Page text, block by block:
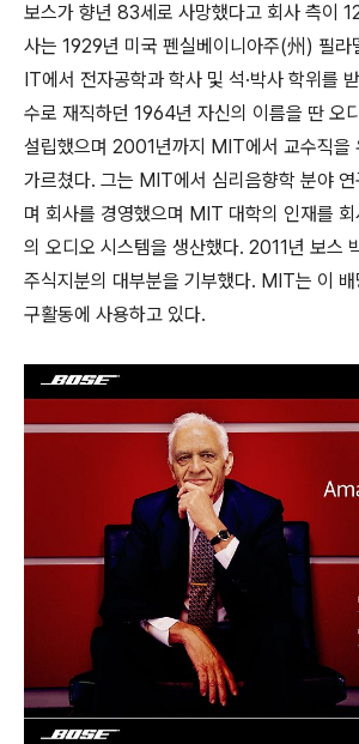
보스가 향년 83세로 사망했다고 회사 측이
사는 1929년 미국 펜실베이니아주(州) 필라
IT에서 전자공학과 학사 및 석·박사 학위를
수로 재직하던 1964년 자신의 이름을 딴 오
설립했으며 2001년까지 MIT에서 교수직을
가르쳤다. 그는 MIT에서 심리음향학 분야
며 회사를 경영했으며 MIT 대학의 인재를
의 오디오 시스템을 생산했다. 2011년 보스
주식지분의 대부분을 기부했다. MIT는 이
구활동에 사용하고 있다.